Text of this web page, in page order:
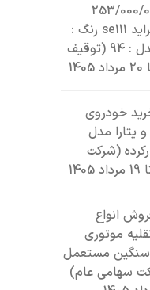
253/000/000
تومنی پراید se111 رنگ :
سفید مدل : 94 (توقیف
خودروی
یتارا مدل
کارکرده (شرکت
انواع
موتوری
مستعمل
سهامی عام)